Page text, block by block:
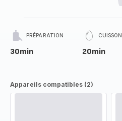
PRÉPARATION
30min
CUISSON
20min
Appareils compatibles (2)